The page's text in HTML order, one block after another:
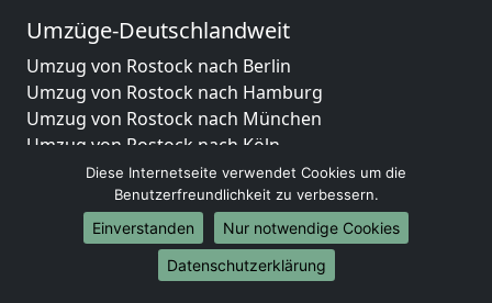
Umzüge-Deutschlandweit
Umzug von Rostock nach Berlin
Umzug von Rostock nach Hamburg
Umzug von Rostock nach München
Umzug von Rostock nach Köln
Umzug von Rostock nach Frankfurt am Main
Umzug von Rostock nach Stuttgart
Umzug von Rostock nach Düsseldorf
Umzug von Rostock nach Leipzig
Umzug von Rostock nach Dortmund
Diese Internetseite verwendet Cookies um die
Benutzerfreundlichkeit zu verbessern.
Einverstanden
Nur notwendige Cookies
Datenschutzerklärung